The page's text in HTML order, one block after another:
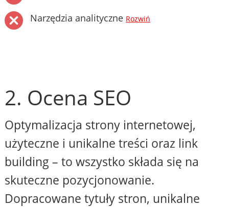
Narzędzia analityczne Rozwiń
2. Ocena SEO
Optymalizacja strony internetowej,
użyteczne i unikalne treści oraz link
building – to wszystko składa się na
skuteczne pozycjonowanie.
Dopracowane tytuły stron, unikalne